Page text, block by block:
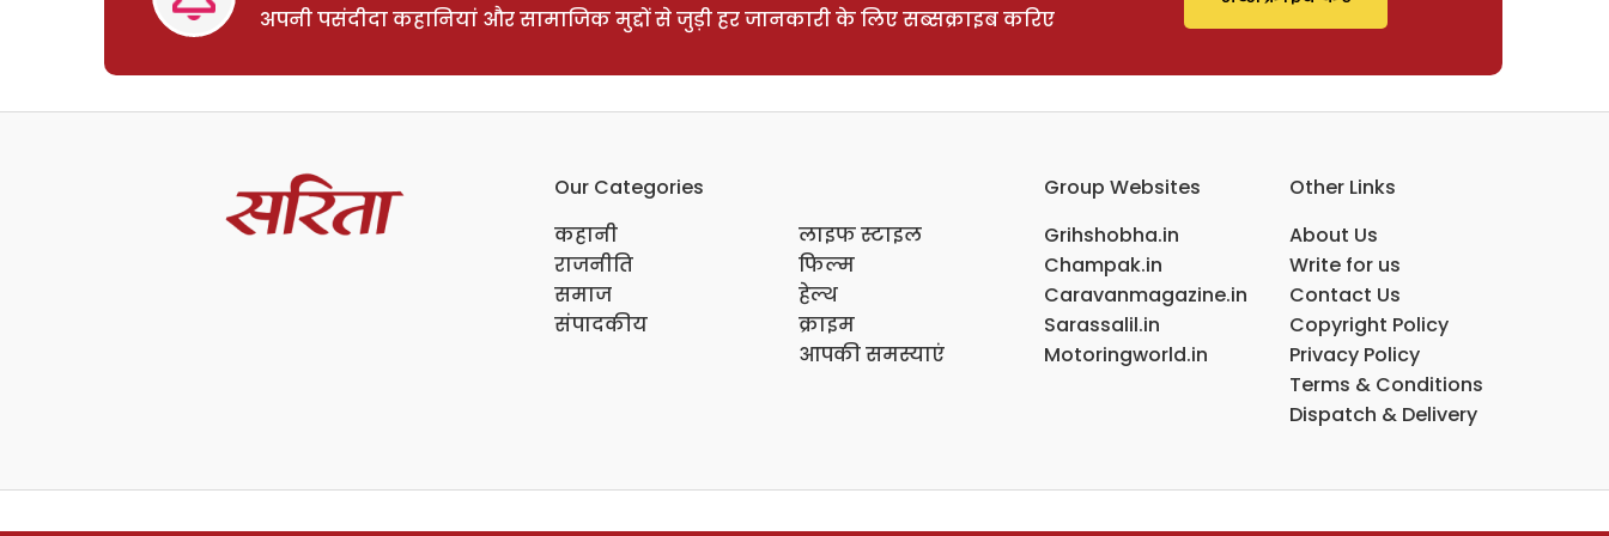
अपनी पसंदीदा कहानियां और सामाजिक मुद्दों से जुड़ी हर जानकारी के लिए सब्सक्राइब करिए
Our Categories
कहानी
राजनीति
समाज
संपादकीय
लाइफ स्टाइल
फिल्म
हेल्थ
क्राइम
आपकी समस्याएं
Group Websites
Grihshobha.in
Champak.in
Caravanmagazine.in
Sarassalil.in
Motoringworld.in
Other Links
About Us
Write for us
Contact Us
Copyright Policy
Privacy Policy
Terms & Conditions
Dispatch & Delivery